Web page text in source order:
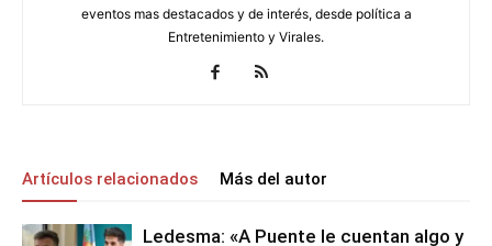
eventos mas destacados y de interés, desde política a
Entretenimiento y Virales.
Artículos relacionados Más del autor
Ledesma: «A Puente le cuentan algo y